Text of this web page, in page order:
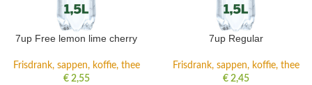
7up Free lemon lime cherry
Frisdrank, sappen, koffie, thee
€2,55
7up Regular
Frisdrank, sappen, koffie, thee
€2,45